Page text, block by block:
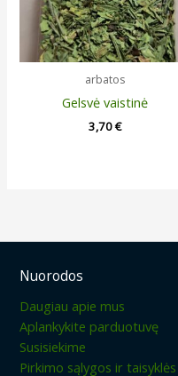
arbatos
Gelsvė vaistinė
3,70€
Nuorodos
Daugiau apie mus
Aplankykite parduotuvę
Susisiekime
Pirkimo sąlygos ir taisyklės